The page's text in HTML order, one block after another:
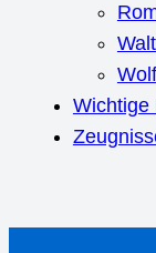
Wichtige